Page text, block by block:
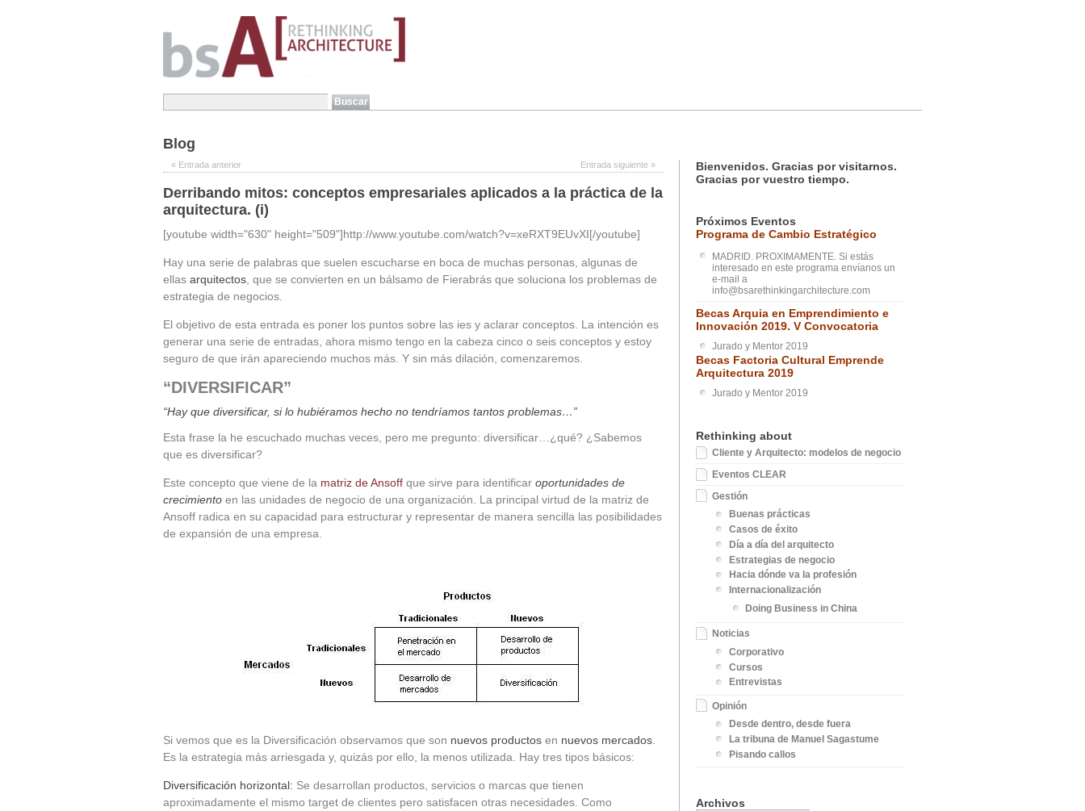
Blog
« Entrada anterior Entrada siguiente »
Derribando mitos: conceptos empresariales aplicados a la práctica de la
arquitectura. (i)
[youtube width="630" height="509"]http://www.youtube.com/watch?v=xeRXT9EUvXI[/youtube]
Hay una serie de palabras que suelen escucharse en boca de muchas personas, algunas de
ellas arquitectos , que se convierten en un bálsamo de Fierabrás que soluciona los problemas de
estrategia de negocios.
El objetivo de esta entrada es poner los puntos sobre las ies y aclarar conceptos. La intención es
generar una serie de entradas, ahora mismo tengo en la cabeza cinco o seis conceptos y estoy
seguro de que irán apareciendo muchos más. Y sin más dilación, comenzaremos.
“DIVERSIFICAR”
“Hay que diversificar, si lo hubiéramos hecho no tendríamos tantos problemas…”
Esta frase la he escuchado muchas veces, pero me pregunto: diversificar…¿qué? ¿Sabemos
que es diversificar?
Este concepto que viene de la matriz de Ansoff que sirve para identificar oportunidades de
crecimiento en las unidades de negocio de una organización. La principal virtud de la matriz de
Ansoff radica en su capacidad para estructurar y representar de manera sencilla las posibilidades
de expansión de una empresa.
Si vemos que es la Diversificación observamos que son nuevos productos en nuevos mercados
Es la estrategia más arriesgada y, quizás por ello, la menos utilizada. Hay tres tipos básicos:
Diversificación horizontal: Se desarrollan productos, servicios o marcas que tienen
aproximadamente el mismo target de clientes pero satisfacen otras necesidades. Como
Bienvenidos. Gracias por visitarnos.
Gracias por vuestro tiempo.
Próximos Eventos
Programa de Cambio Estratégico
MADRID. PROXIMAMENTE. Si estás
interesado en este programa envíanos un
e-mail a
info@bsarethinkingarchitecture.com
Becas Arquia en Emprendimiento e
Innovación 2019. V Convocatoria
Jurado y Mentor 2019
Becas Factoria Cultural Emprende
Arquitectura 2019
Jurado y Mentor 2019
Rethinking about
Cliente y Arquitecto: modelos de negocio
Eventos CLEAR
Gestión
Buenas prácticas
Casos de éxito
Día a día del arquitecto
Estrategias de negocio
Hacia dónde va la profesión
Internacionalización
Doing Business in China
Noticias
Corporativo
Cursos
Entrevistas
Opinión
Desde dentro, desde fuera
La tribuna de Manuel Sagastume
Pisando callos
Archivos